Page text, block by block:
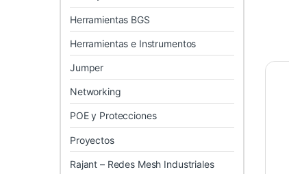
Herramientas BGS
Herramientas e Instrumentos
Jumper
Networking
POE y Protecciones
Proyectos
Rajant – Redes Mesh Industriales